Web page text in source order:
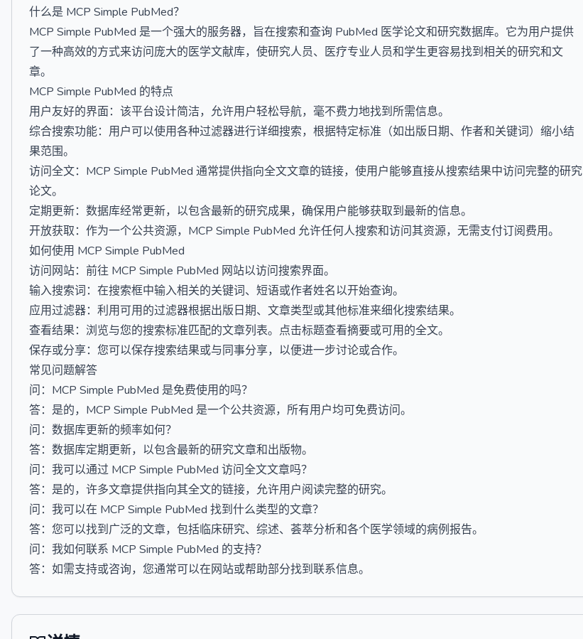
什么是 MCP Simple PubMed？
MCP Simple PubMed 是一个强大的服务器，旨在搜索和查询 PubMed 医学论文和研究数据库。它为用户提供
了一种高效的方式来访问庞大的医学文献库，使研究人员、医疗专业人员和学生更容易找到相关的研究和文
章。
MCP Simple PubMed 的特点
用户友好的界面：该平台设计简洁，允许用户轻松导航，毫不费力地找到所需信息。
综合搜索功能：用户可以使用各种过滤器进行详细搜索，根据特定标准（如出版日期、作者和关键词）缩小结
果范围。
访问全文：MCP Simple PubMed 通常提供指向全文文章的链接，使用户能够直接从搜索结果中访问完整的研究
论文。
定期更新：数据库经常更新，以包含最新的研究成果，确保用户能够获取到最新的信息。
开放获取：作为一个公共资源，MCP Simple PubMed 允许任何人搜索和访问其资源，无需支付订阅费用。
如何使用 MCP Simple PubMed
访问网站：前往 MCP Simple PubMed 网站以访问搜索界面。
输入搜索词：在搜索框中输入相关的关键词、短语或作者姓名以开始查询。
应用过滤器：利用可用的过滤器根据出版日期、文章类型或其他标准来细化搜索结果。
查看结果：浏览与您的搜索标准匹配的文章列表。点击标题查看摘要或可用的全文。
保存或分享：您可以保存搜索结果或与同事分享，以便进一步讨论或合作。
常见问题解答
问：MCP Simple PubMed 是免费使用的吗？
答：是的，MCP Simple PubMed 是一个公共资源，所有用户均可免费访问。
问：数据库更新的频率如何？
答：数据库定期更新，以包含最新的研究文章和出版物。
问：我可以通过 MCP Simple PubMed 访问全文文章吗？
答：是的，许多文章提供指向其全文的链接，允许用户阅读完整的研究。
问：我可以在 MCP Simple PubMed 找到什么类型的文章？
答：您可以找到广泛的文章，包括临床研究、综述、荟萃分析和各个医学领域的病例报告。
问：我如何联系 MCP Simple PubMed 的支持？
答：如需支持或咨询，您通常可以在网站或帮助部分找到联系信息。